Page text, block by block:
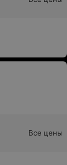
Все цены